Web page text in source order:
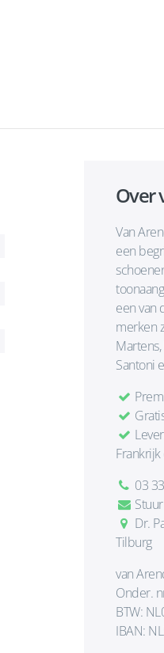
Over
Van
een
een van
merken
Santoni
03
Dr.
Tilburg
van
Onder.
BTW:
IBAN: